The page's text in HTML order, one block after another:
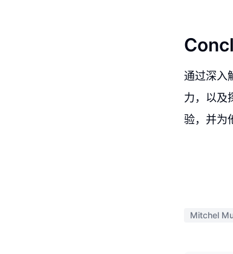
通过深入
力，以及
验，并为
Mitchel